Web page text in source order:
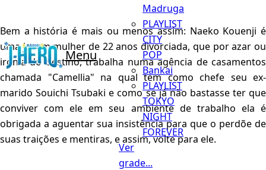
Menu
Madruga
PLAYLIST
CITY
POP
Bankai
PLAYLIST
TOKYO
NIGHT
FOREVER
Ver
grade...
Bem a história é mais ou menos assim: Naeko Kouenji é
uma jovem mulher de 22 anos divorciada, que por azar ou
ironia do destino, trabalha numa agência de casamentos
chamada "Camellia" na qual tem como chefe seu ex-
marido Souichi Tsubaki e como se já não bastasse ter que
conviver com ele em seu ambiente de trabalho ela é
obrigada a aguentar sua insistência para que o perdõe de
suas traições e mentiras, e assim, volte para ele.